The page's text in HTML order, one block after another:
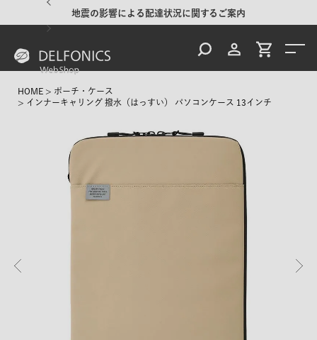
地震の影響による配達状況に関するご案内
HOME
ポーチ・ケース
インナーキャリング 撥水（はっすい） パソコンケース 13インチ